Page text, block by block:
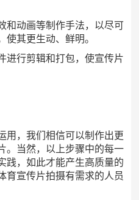
和动画等制作手法，以尽可
使其更生动、鲜明。
进行剪辑和打包，使宣传片
用，我们相信可以制作出更
。当然，以上步骤中的每一
践，如此才能产生高质量的
育宣传片拍摄有需求的人员